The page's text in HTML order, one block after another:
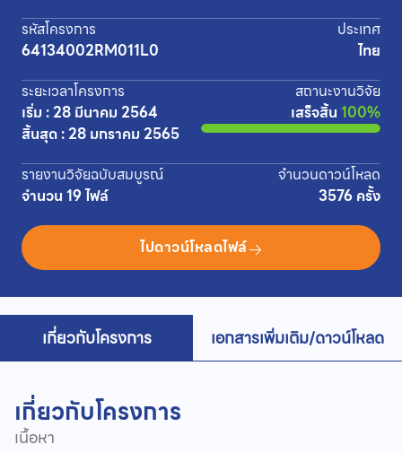
รหัสโครงการ
64134002RM011L0
ประเทศ
ไทย
ระยะเวลาโครงการ
เริ่ม : 28 มีนาคม 2564
สิ้นสุด : 28 มกราคม 2565
สถานะงานวิจัย
เสร็จสิ้น 100%
รายงานวิจัยฉบับสมบูรณ์
จำนวน 19 ไฟล์
จำนวนดาวน์โหลด
3576 ครั้ง
ไปดาวน์โหลดไฟล์
เกี่ยวกับโครงการ เอกสารเพิ่มเติม/ดาวน์โหลด
เกี่ยวกับโครงการ
เนื้อหา